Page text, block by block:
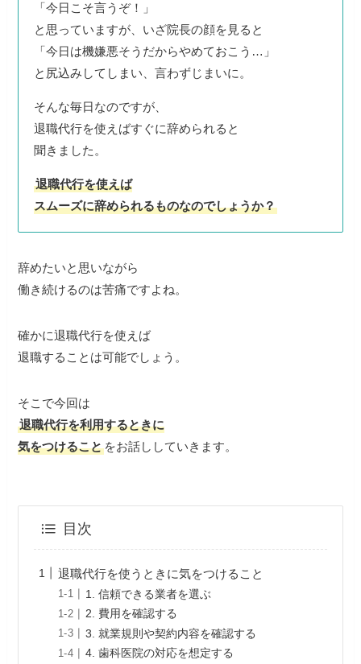
「今日こそ言うぞ！」
と思っていますが、いざ院長の顔を見ると
「今日は機嫌悪そうだからやめておこう…」
と尻込みしてしまい、言わずじまいに。
そんな毎日なのですが、
退職代行を使えばすぐに辞められると
聞きました。
退職代行を使えば
スムーズに辞められるものなのでしょうか？
辞めたいと思いながら
働き続けるのは苦痛ですよね。
確かに退職代行を使えば
退職することは可能でしょう。
そこで今回は
退職代行を利用するときに
気をつけること をお話ししていきます。
目次
退職代行を使うときに気をつけること
1. 信頼できる業者を選ぶ
2. 費用を確認する
3. 就業規則や契約内容を確認する
4. 歯科医院の対応を想定する